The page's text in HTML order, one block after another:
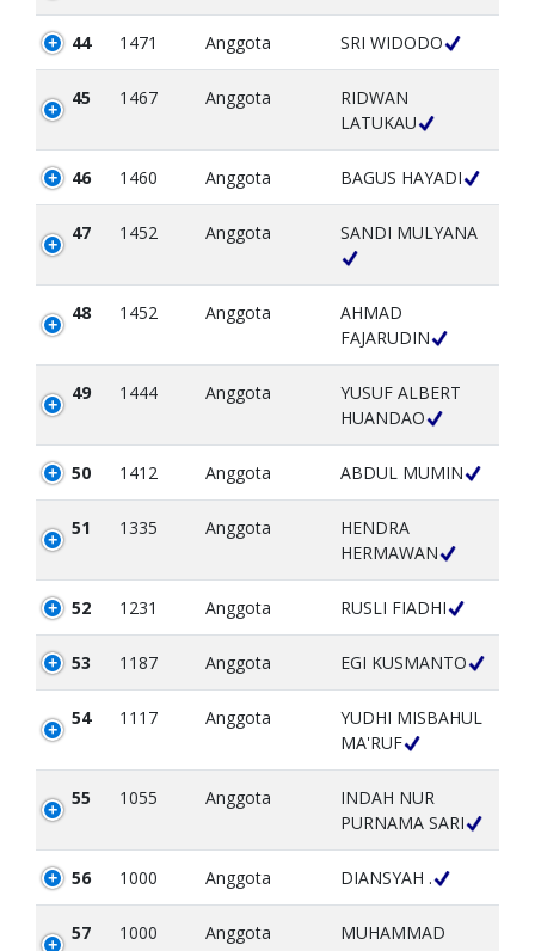
44 1471 Anggota SRI WIDODO
45 1467 Anggota
RIDWAN
LATUKAU
46 1460 Anggota BAGUS HAYADI
47 1452 Anggota SANDI MULYANA
48 1452 Anggota
AHMAD
FAJARUDIN
49 1444 Anggota
YUSUF ALBERT
HUANDAO
50 1412 Anggota ABDUL MUMIN
51 1335 Anggota
HENDRA
HERMAWAN
52 1231 Anggota RUSLI FIADHI
53 1187 Anggota EGI KUSMANTO
54 1117 Anggota
YUDHI MISBAHUL
MA'RUF
55 1055 Anggota
INDAH NUR
PURNAMA SARI
56 1000 Anggota DIANSYAH .
57 1000 Anggota
MUHAMMAD